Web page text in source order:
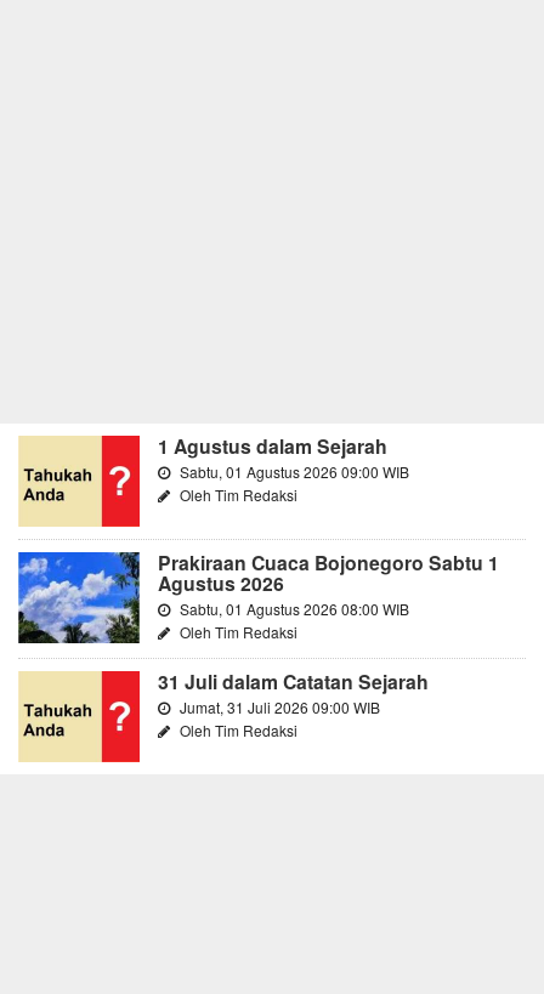
1 Agustus dalam Sejarah
Sabtu, 01 Agustus 2026 09:00 WIB
Oleh Tim Redaksi
Prakiraan Cuaca Bojonegoro Sabtu 1
Agustus 2026
Sabtu, 01 Agustus 2026 08:00 WIB
Oleh Tim Redaksi
31 Juli dalam Catatan Sejarah
Jumat, 31 Juli 2026 09:00 WIB
Oleh Tim Redaksi